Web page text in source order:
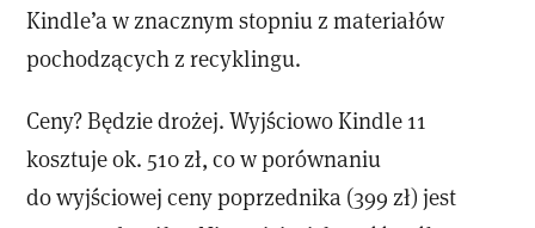
Kindle’a w znacznym stopniu z materiałów
pochodzących z recyklingu.
Ceny? Będzie drożej. Wyjściowo Kindle 11
kosztuje ok. 510 zł, co w porównaniu
do wyjściowej ceny poprzednika (399 zł) jest